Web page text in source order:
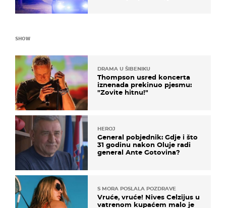
SHOW
DRAMA U ŠIBENIKU
Thompson usred koncerta
iznenada prekinuo pjesmu:
"Zovite hitnu!"
HEROJ
General pobjednik: Gdje i što
31 godinu nakon Oluje radi
general Ante Gotovina?
S MORA POSLALA POZDRAVE
Vruće, vruće! Nives Celzijus u
vatrenom kupaćem malo je